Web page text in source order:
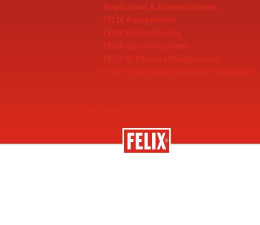
Inspiration & Kooperationen
FELIX Rezeptideen
FELIX Küchenhacks
FELIX Upcycling-Ideen
Nachhaltigkeit